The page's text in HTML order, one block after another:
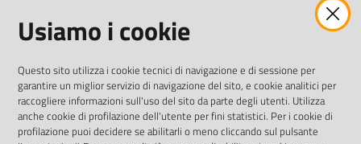
twitterfacebookyoutube
AREA DIPENDENTI
Posta Elettronica Aziendale
Cloud aziendale(manuale di istruzioni)
Usiamo i cookie
Questo sito utilizza i cookie tecnici di navigazione e di sessione per
garantire un miglior servizio di navigazione del sito, e cookie analitici per
raccogliere informazioni sull'uso del sito da parte degli utenti. Utilizza
anche cookie di profilazione dell'utente per fini statistici. Per i cookie di
profilazione puoi decidere se abilitarli o meno cliccando sul pulsante